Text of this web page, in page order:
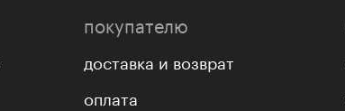
покупателю
доставка и возврат
оплата